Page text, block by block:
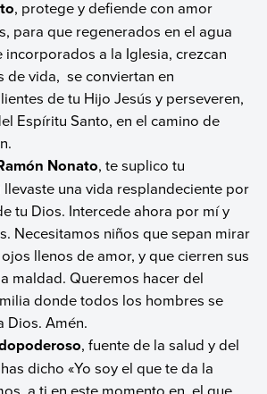
, protege y defiende con amor
para que regenerados en el agua
incorporados a la Iglesia, crezcan
de vida, se conviertan en
de tu Hijo Jesús y perseveren,
Espíritu Santo, en el camino de
Nonato, te suplico tu
llevaste una vida resplandeciente por
tu Dios. Intercede ahora por mí y
Necesitamos niños que sepan mirar
llenos de amor, y que cierren sus
maldad. Queremos hacer del
donde todos los hombres se
Dios. Amén.
, fuente de la salud y del
dicho «Yo soy el que te da la
a ti en este momento en el que